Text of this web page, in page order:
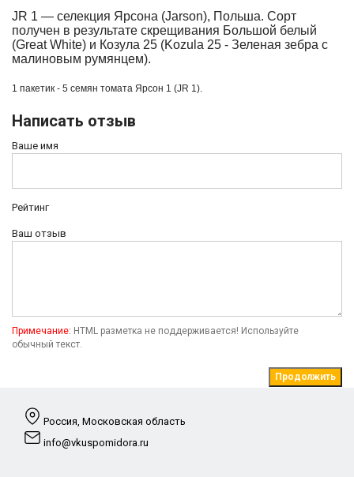
JR 1 — селекция Ярсона (Jarson), Польша. Сорт
получен в результате скрещивания Большой белый
(Great White) и Козула 25 (Kozula 25 - Зеленая зебра с
малиновым румянцем).
1 пакетик - 5 семян томата Ярсон 1 (JR 1).
Написать отзыв
Ваше имя
Рейтинг
Ваш отзыв
Примечание: HTML разметка не поддерживается! Используйте
обычный текст.
Продолжить
Россия, Московская область
info@vkuspomidora.ru